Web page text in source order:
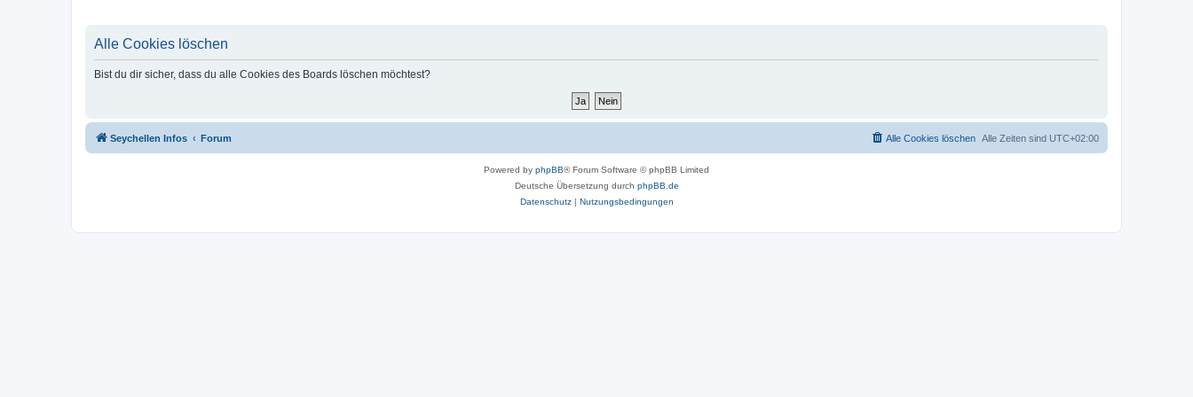
Alle Cookies löschen
Bist du dir sicher, dass du alle Cookies des Boards löschen möchtest?
Seychellen Infos Forum Alle Zeiten sind UTC+02:00
Alle Cookies löschen
Powered by phpBB® Forum Software © phpBB Limited
Deutsche Übersetzung durch phpBB.de
Datenschutz| Nutzungsbedingungen